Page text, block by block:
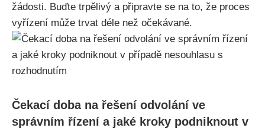
žádosti. Buďte trpělivý a připravte se na to, že proces
vyřízení může trvat déle než očekávané.
Čekací doba na řešení odvolání ve
správním řízení a jaké kroky podniknout v